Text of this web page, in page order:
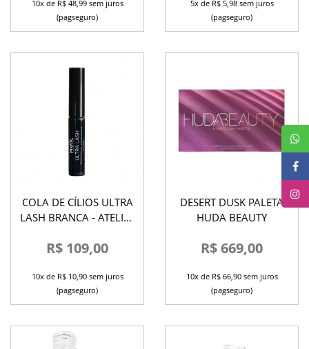
10x de R$ 48,99 sem juros
(pagseguro)
5x de R$ 5,98 sem juros
(pagseguro)
COLA DE CÍLIOS ULTRA
LASH BRANCA - ATELIER
R$ 109,00
10x de R$ 10,90 sem juros
(pagseguro)
DESERT DUSK PALETA
HUDA BEAUTY
R$ 669,00
10x de R$ 66,90 sem juros
(pagseguro)